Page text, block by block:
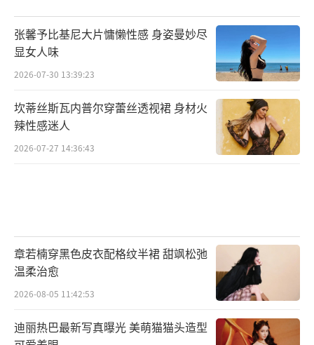
张馨予比基尼大片慵懒性感 身姿曼妙尽
显女人味
2026-07-30 13:39:23
坎蒂丝斯瓦内普尔穿蕾丝透视裙 身材火
辣性感迷人
2026-07-27 14:36:43
章若楠穿黑色皮衣配格纹半裙 甜飒松弛
温柔治愈
2026-08-05 11:42:53
迪丽热巴最新写真曝光 美萌猫猫头造型